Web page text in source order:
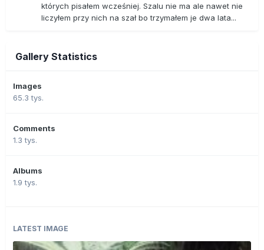
których pisałem wcześniej. Szalu nie ma ale nawet nie
liczyłem przy nich na szał bo trzymałem je dwa lata...
Gallery Statistics
Images
65.3 tys.
Comments
1.3 tys.
Albums
1.9 tys.
LATEST IMAGE